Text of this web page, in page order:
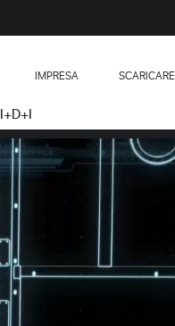
IMPRESA SCARICARE
I+D+I